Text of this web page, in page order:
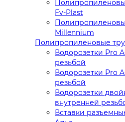
Fv-Plast
Millennium
Полипропиленовые
Водорозетки Pro
резьбой
Водорозетки Pro
резьбой
Водорозетки
внутренней
Вставки